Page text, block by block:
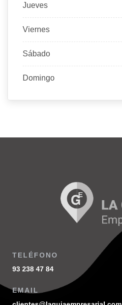
Jueves
Viernes
Sábado
Domingo
TELÉFONO
93 238 47 84
EMAIL